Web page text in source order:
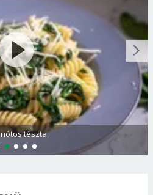
paradicsomsaláta